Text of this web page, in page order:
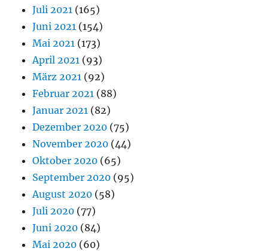
Juli 2021 (165)
Juni 2021 (154)
Mai 2021 (173)
April 2021 (93)
März 2021 (92)
Februar 2021 (88)
Januar 2021 (82)
Dezember 2020 (75)
November 2020 (44)
Oktober 2020 (65)
September 2020 (95)
August 2020 (58)
Juli 2020 (77)
Juni 2020 (84)
Mai 2020 (60)